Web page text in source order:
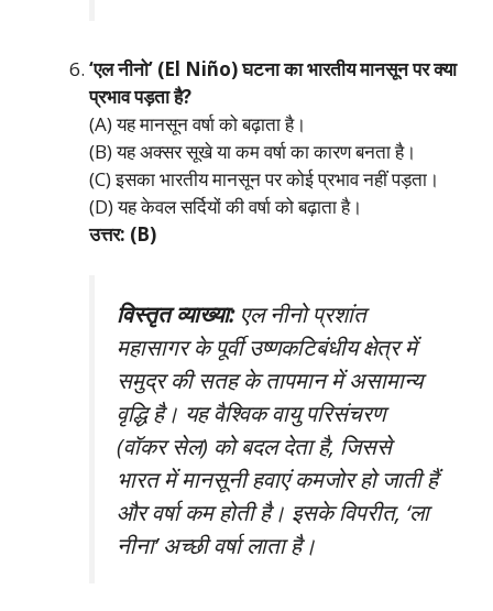
‘एल नीनो’ (El Niño) घटना का भारतीय मानसून पर क्या
प्रभाव पड़ता है?
(A) यह मानसून वर्षा को बढ़ाता है।
(B) यह अक्सर सूखे या कम वर्षा का कारण बनता है।
(C) इसका भारतीय मानसून पर कोई प्रभाव नहीं पड़ता।
(D) यह केवल सर्दियों की वर्षा को बढ़ाता है।
उत्तर: (B)
विस्तृत व्याख्या:एल नीनो प्रशांत
महासागर के पूर्वी उष्णकटिबंधीय क्षेत्र में
समुद्र की सतह के तापमान में असामान्य
वृद्धि है। यह वैश्विक वायु परिसंचरण
(वॉकर सेल) को बदल देता है, जिससे
भारत में मानसूनी हवाएं कमजोर हो जाती हैं
और वर्षा कम होती है। इसके विपरीत, ‘ला
नीना’ अच्छी वर्षा लाता है।